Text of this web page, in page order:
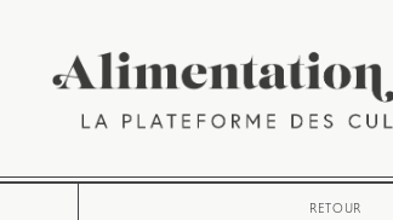
RETOUR